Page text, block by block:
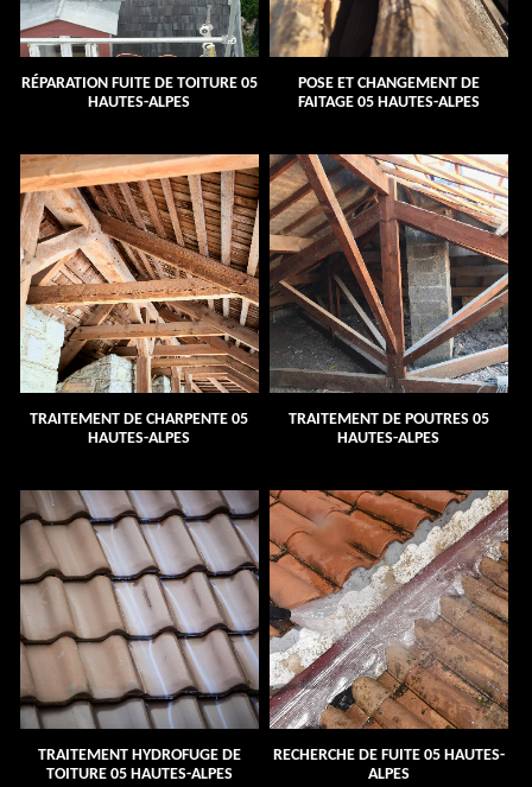
RÉPARATION FUITE DE TOITURE 05
HAUTES-ALPES
POSE ET CHANGEMENT DE
FAITAGE 05 HAUTES-ALPES
TRAITEMENT DE CHARPENTE 05
HAUTES-ALPES
TRAITEMENT DE POUTRES 05
HAUTES-ALPES
TRAITEMENT HYDROFUGE DE
TOITURE 05 HAUTES-ALPES
RECHERCHE DE FUITE 05 HAUTES-
ALPES